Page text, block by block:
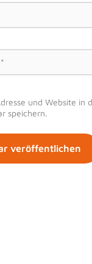
und Website in
speichern.